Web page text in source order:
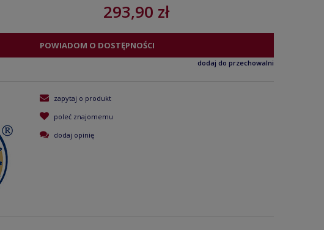
293,90 zł
POWIADOM O DOSTĘPNOŚCI
dodaj do przechowalni
zapytaj o produkt
poleć znajomemu
dodaj opinię